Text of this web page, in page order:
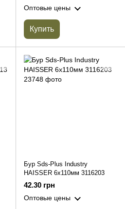
Оптовые цены
Купить
Бур Sds-Plus Industry
HAISSER 6х110мм 3116203
42.30 грн
Оптовые цены